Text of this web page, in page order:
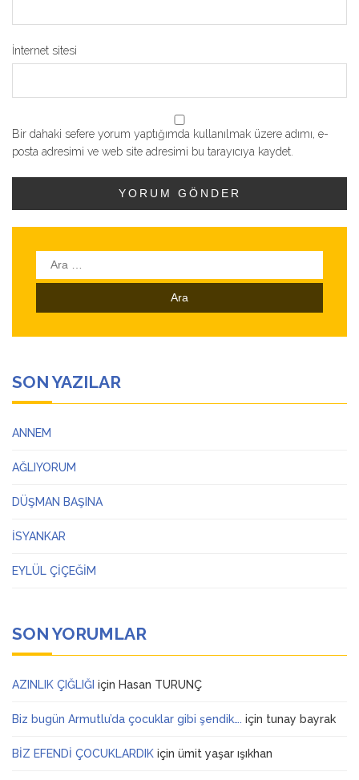
İnternet sitesi
Bir dahaki sefere yorum yaptığımda kullanılmak üzere adımı, e-
posta adresimi ve web site adresimi bu tarayıcıya kaydet.
Arama:
SON YAZILAR
ANNEM
AĞLIYORUM
DÜŞMAN BAŞINA
İSYANKAR
EYLÜL ÇİÇEĞİM
SON YORUMLAR
AZINLIK ÇIĞLIĞI için Hasan TURUNÇ
Biz bugün Armutlu’da çocuklar gibi şendik…. için tunay bayrak
BİZ EFENDİ ÇOCUKLARDIK için ümit yaşar ışıkhan